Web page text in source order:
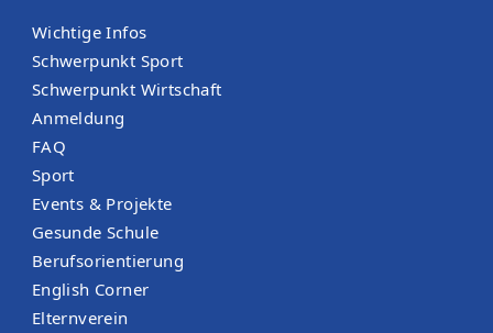
Wichtige Infos
Schwerpunkt Sport
Schwerpunkt Wirtschaft
Anmeldung
FAQ
Sport
Events & Projekte
Gesunde Schule
Berufsorientierung
English Corner
Elternverein